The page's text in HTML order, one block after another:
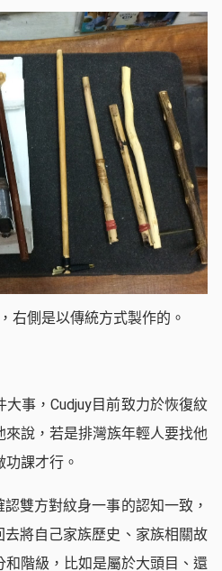
右側是以傳統方式製作的。
事，Cudjuy目前致力於恢復紋
說，若是排灣族年輕人要找他
課才行。
雙方對紋身一事的認知一致，
去將自己家族歷史、家族相關故
階級，比如是屬於大頭目、還